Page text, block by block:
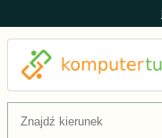
Szukaj: